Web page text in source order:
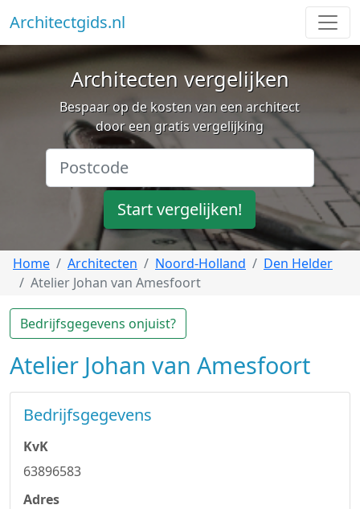
Architectgids.nl
Architecten vergelijken
Bespaar op de kosten van een architect
door een gratis vergelijking
Start vergelijken!
Home Architecten Noord-Holland
Den Helder
Atelier Johan van Amesfoort
Bedrijfsgegevens onjuist?
Atelier Johan van Amesfoort
Bedrijfsgegevens
KvK
63896583
Adres